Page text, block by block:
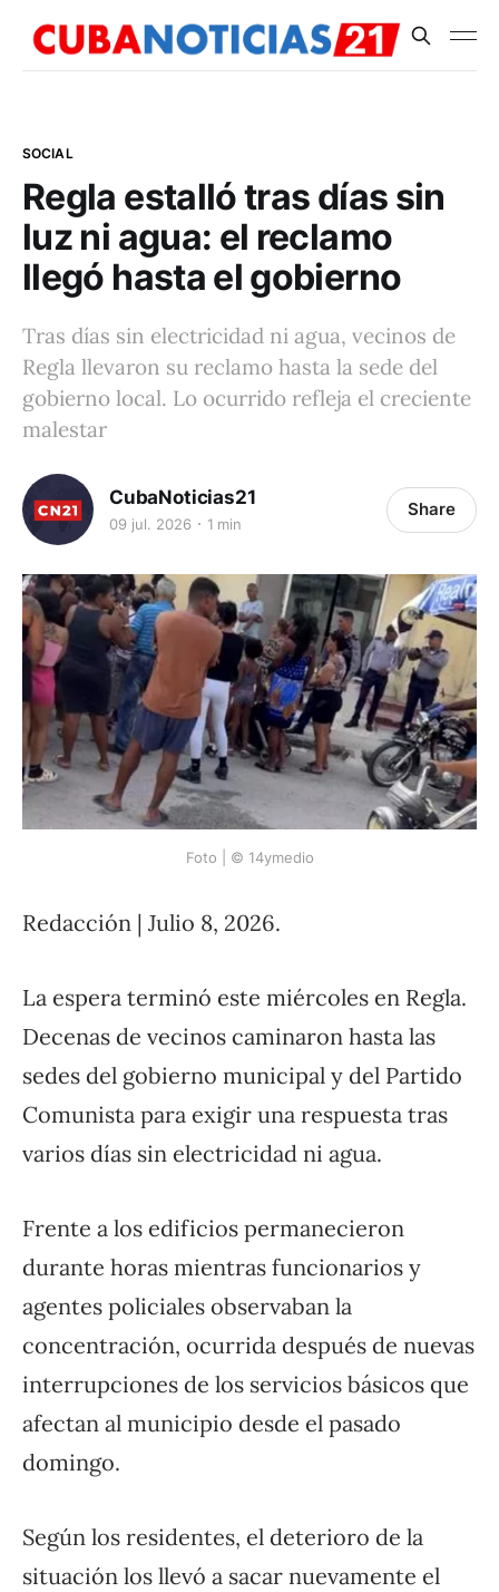
SOCIAL
Regla estalló tras días sin
luz ni agua: el reclamo
llegó hasta el gobierno
Tras días sin electricidad ni agua, vecinos de
Regla llevaron su reclamo hasta la sede del
gobierno local. Lo ocurrido refleja el creciente
malestar
CubaNoticias21
09 jul. 2026 1 min
Share
Foto | © 14ymedio
Redacción | Julio 8, 2026.
La espera terminó este miércoles en Regla.
Decenas de vecinos caminaron hasta las
sedes del gobierno municipal y del Partido
Comunista para exigir una respuesta tras
varios días sin electricidad ni agua.
Frente a los edificios permanecieron
durante horas mientras funcionarios y
agentes policiales observaban la
concentración, ocurrida después de nuevas
interrupciones de los servicios básicos que
afectan al municipio desde el pasado
domingo.
Según los residentes, el deterioro de la
situación los llevó a sacar nuevamente el